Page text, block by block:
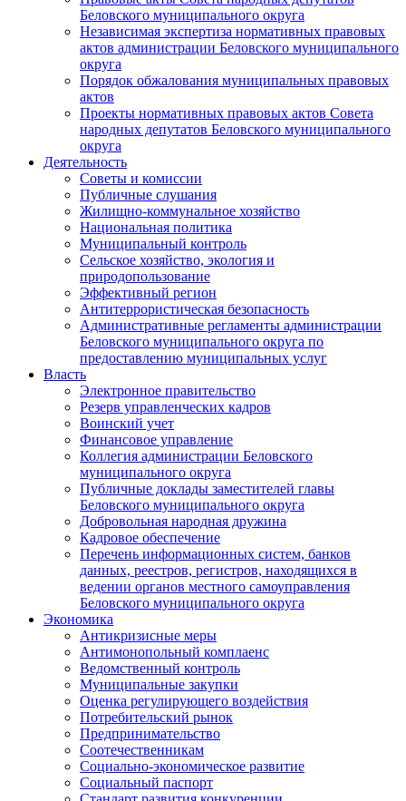
Беловского муниципального округа
Независимая экспертиза нормативных правовых
актов администрации Беловского муниципального
округа
Порядок обжалования муниципальных правовых
актов
Проекты нормативных правовых актов Совета
народных депутатов Беловского муниципального
округа
Деятельность
Советы и комиссии
Публичные слушания
Жилищно-коммунальное хозяйство
Национальная политика
Муниципальный контроль
Сельское хозяйство, экология и
природопользование
Эффективный регион
Антитеррористическая безопасность
Административные регламенты администрации
Беловского муниципального округа по
предоставлению муниципальных услуг
Власть
Электронное правительство
Резерв управленческих кадров
Воинский учет
Финансовое управление
Коллегия администрации Беловского
муниципального округа
Публичные доклады заместителей главы
Беловского муниципального округа
Добровольная народная дружина
Кадровое обеспечение
Перечень информационных систем, банков
данных, реестров, регистров, находящихся в
ведении органов местного самоуправления
Беловского муниципального округа
Экономика
Антикризисные меры
Антимонопольный комплаенс
Ведомственный контроль
Муниципальные закупки
Оценка регулирующего воздействия
Потребительский рынок
Предпринимательство
Соотечественникам
Социально-экономическое развитие
Социальный паспорт